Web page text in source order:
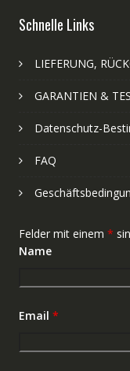
Schnelle Links
LIEFERUNG,
GARANTIEN &
Datenschutz-
FAQ
Felder mit einem *
Name
Email *